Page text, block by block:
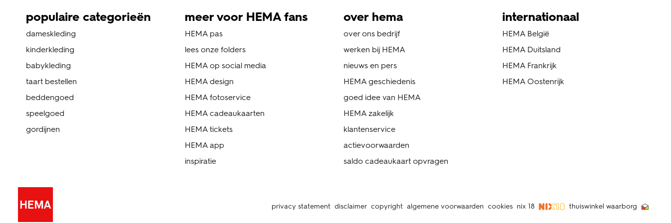
populaire categorieën
dameskleding
kinderkleding
babykleding
taart bestellen
beddengoed
speelgoed
gordijnen
meer voor HEMA fans
HEMA pas
lees onze folders
HEMA op social media
HEMA design
HEMA fotoservice
HEMA cadeaukaarten
HEMA tickets
HEMA app
inspiratie
over hema
over ons bedrijf
werken bij HEMA
nieuws en pers
HEMA geschiedenis
goed idee van HEMA
HEMA zakelijk
klantenservice
actievoorwaarden
saldo cadeaukaart opvragen
internationaal
HEMA België
HEMA Duitsland
HEMA Frankrijk
HEMA Oostenrijk
privacy statement disclaimer copyright algemene voorwaarden cookies nix 18 thuiswinkel waarborg